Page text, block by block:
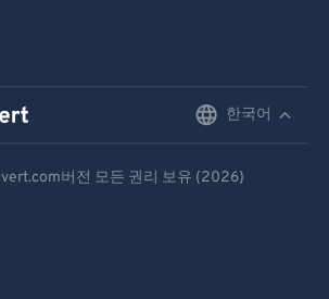
한국어
버전 모든 권리 보유 (2026)